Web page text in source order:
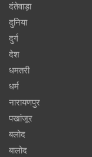
दंतेवाड़ा
दुनिया
दुर्ग
देश
धमतरी
धर्म
नारायणपुर
पखांजूर
बलोद
बालोद